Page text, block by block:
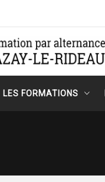
Azay le
LES FORMATIONS